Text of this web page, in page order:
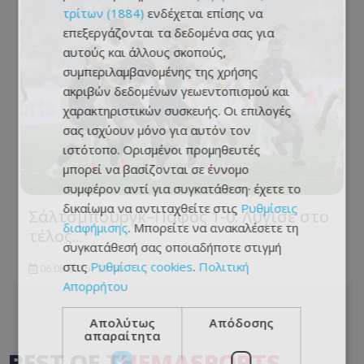
Σάλτσμπουργκ–Πάφος 1-0: Λύγισε στο
τέλος...
06.08.2026 - 23:50
τρίτων (1884) ενδέχεται επίσης να
επεξεργάζονται τα δεδομένα σας για
αυτούς και άλλους σκοπούς,
συμπεριλαμβανομένης της χρήσης
ακριβών δεδομένων γεωεντοπισμού και
χαρακτηριστικών συσκευής. Οι επιλογές
σας ισχύουν μόνο για αυτόν τον
ιστότοπο. Ορισμένοι προμηθευτές
μπορεί να βασίζονται σε έννομο
συμφέρον αντί για συγκατάθεση· έχετε το
δικαίωμα να αντιταχθείτε στις Ρυθμίσεις
διαφήμισης. Μπορείτε να ανακαλέσετε τη
συγκατάθεσή σας οποιαδήποτε στιγμή
στις Ρυθμίσεις cookies. Πολιτική
Απορρήτου
Απολύτως
απαραίτητα
Απόδοσης